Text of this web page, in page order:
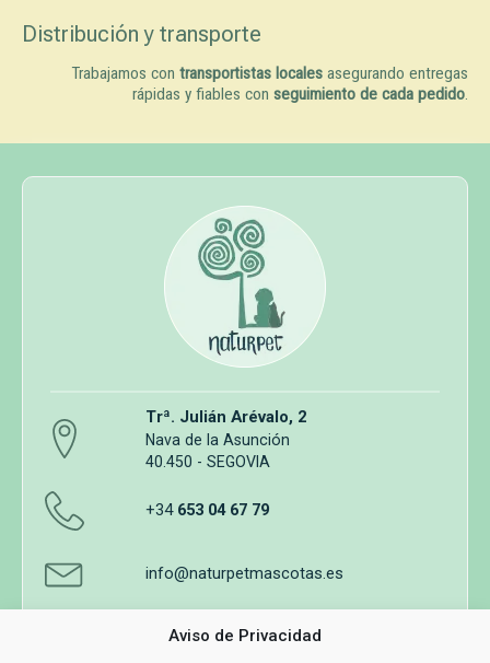
Aviso de Privacidad
Distribución y transporte
Trabajamos con transportistas locales asegurando entregas
rápidas y fiables con seguimiento de cada pedido.
Trª. Julián Arévalo, 2
Nava de la Asunción
40.450 - SEGOVIA
+34 653 04 67 79
info@naturpetmascotas.es